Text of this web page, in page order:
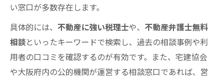
い窓口が多数存在します。
具体的には、 不動産に強い税理士や、 不動産弁護士無料
相談といったキーワードで検索し、過去の相談事例や利
用者の口コミを確認するのが有効です。また、宅建協会
や大阪府内の公的機関が運営する相談窓口であれば、営